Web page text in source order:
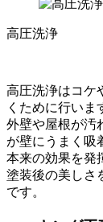
高圧洗浄
高圧洗浄はコケ
くために行いま
外壁や屋根が汚
が壁にうまく吸
本来の効果を発
塗装後の美しさ
です。